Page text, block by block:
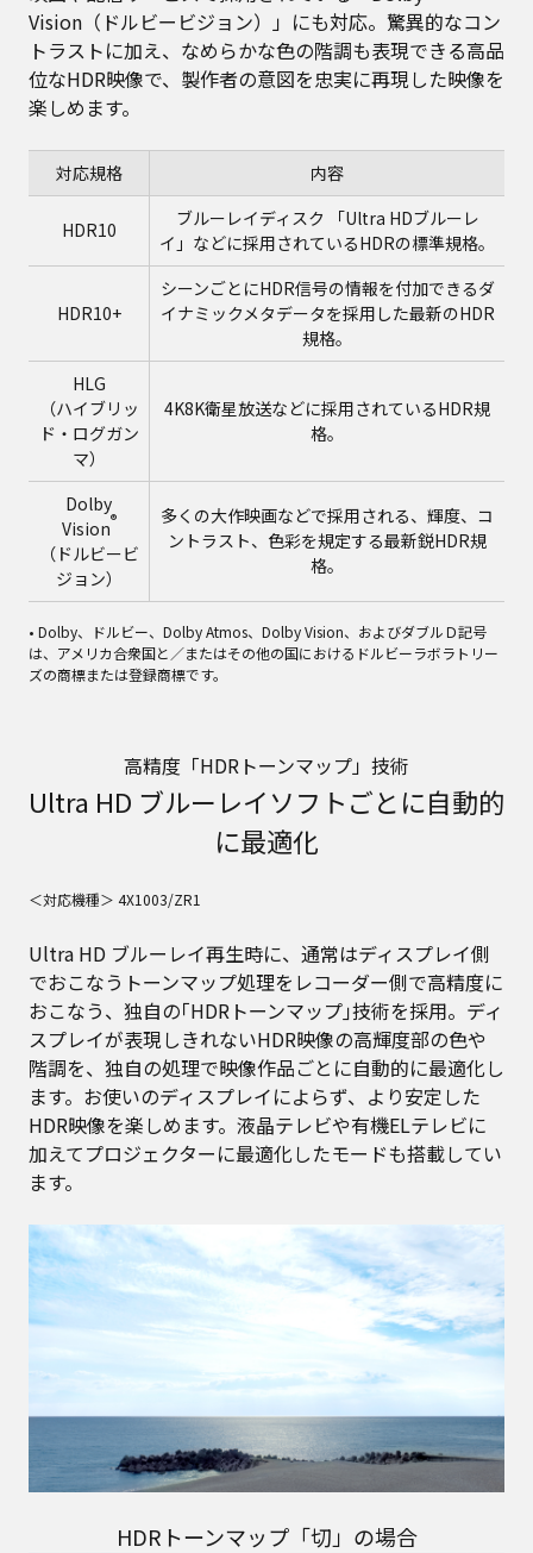
Vision（ドルビービジョン）」にも対応。驚異的なコン
トラストに加え、なめらかな色の階調も表現できる高品
位なHDR映像で、製作者の意図を忠実に再現した映像を
楽しめます。
対応規格 内容
HDR10
ブルーレイディスク 「Ultra HDブルーレ
イ」などに採用されているHDRの標準規格。
HDR10+
シーンごとにHDR信号の情報を付加できるダ
イナミックメタデータを採用した最新のHDR
規格。
HLG
（ハイブリッ
ド・ログガン
マ）
4K8K衛星放送などに採用されているHDR規
格。
Dolby
Vision®
（ドルビービ
ジョン）
多くの大作映画などで採用される、輝度、コ
ントラスト、色彩を規定する最新鋭HDR規
格。
• Dolby、ドルビー、Dolby Atmos、Dolby Vision、およびダブルＤ記号
は、アメリカ合衆国と／またはその他の国におけるドルビーラボラトリー
ズの商標または登録商標です。
高精度「HDRトーンマップ」技術
Ultra HD ブルーレイソフトごとに自動的
に最適化
＜対応機種＞ 4X1003/ZR1
Ultra HD ブルーレイ再生時に、通常はディスプレイ側
でおこなうトーンマップ処理をレコーダー側で高精度に
おこなう、独自の｢HDRトーンマップ｣技術を採用。ディ
スプレイが表現しきれないHDR映像の高輝度部の色や
階調を、独自の処理で映像作品ごとに自動的に最適化し
ます。お使いのディスプレイによらず、より安定した
HDR映像を楽しめます。液晶テレビや有機ELテレビに
加えてプロジェクターに最適化したモードも搭載してい
ます。
HDRトーンマップ「切」の場合